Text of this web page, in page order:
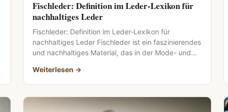
Fischleder: Definition im Leder-Lexikon für
nachhaltiges Leder
Fischleder: Definition im Leder-Lexikon für
nachhaltiges Leder Fischleder ist ein faszinierendes
und nachhaltiges Material, das in der Mode- und
Weiterlesen →